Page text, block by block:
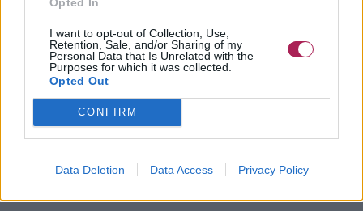
I want to opt-out of Collection, Use,
Retention, Sale, and/or Sharing of my
Personal Data that Is Unrelated with the
Purposes for which it was collected.
Opted Out
CONFIRM
Data Deletion Data Access Privacy Policy